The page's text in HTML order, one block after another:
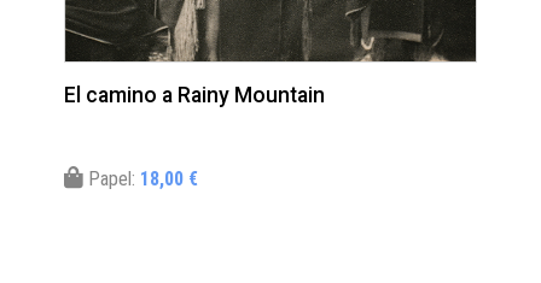
El camino a Rainy Mountain
Papel: 18,00 €